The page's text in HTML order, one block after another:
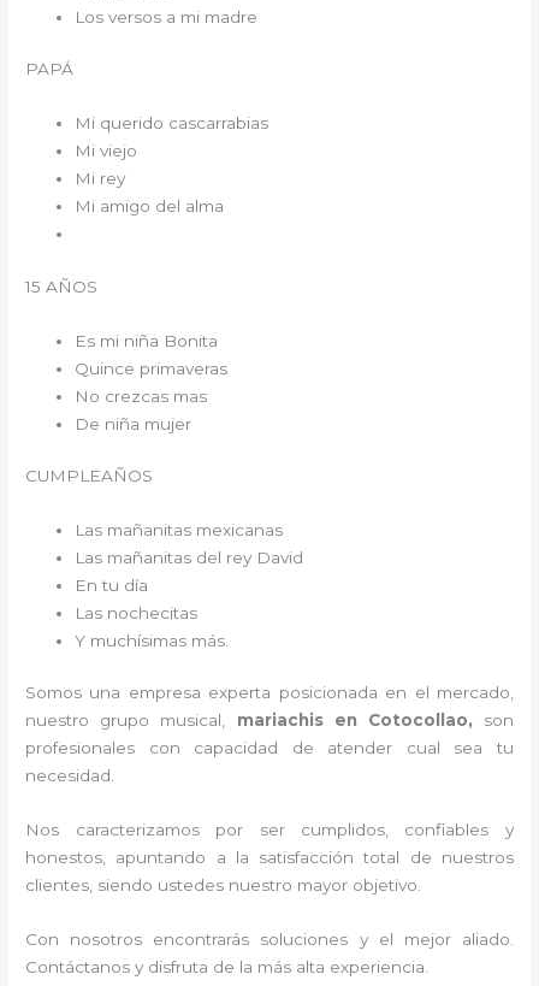
Los versos a mi madre
PAPÁ
Mi querido cascarrabias
Mi viejo
Mi rey
Mi amigo del alma
15 AÑOS
Es mi niña Bonita
Quince primaveras
No crezcas mas
De niña mujer
CUMPLEAÑOS
Las mañanitas mexicanas
Las mañanitas del rey David
En tu día
Las nochecitas
Y muchísimas más.
Somos una empresa experta posicionada en el mercado,
nuestro grupo musical, mariachis en Cotocollao, son
profesionales con capacidad de atender cual sea tu
necesidad.
Nos caracterizamos por ser cumplidos, confiables y
honestos, apuntando a la satisfacción total de nuestros
clientes, siendo ustedes nuestro mayor objetivo.
Con nosotros encontrarás soluciones y el mejor aliado.
Contáctanos y disfruta de la más alta experiencia.